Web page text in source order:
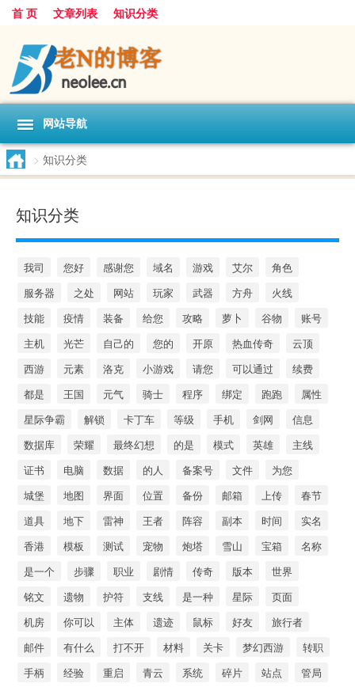
首 页 文章列表 知识分类
网站导航
> 知识分类
知识分类
我司 您好 感谢您 域名 游戏 艾尔
角色
服务器
之处 网站 玩家 武器 方舟
火线
技能
疫情 装备 给您 攻略 萝卜 谷物
账号
主机
光芒 自己的 您的 开原 热血传奇
云顶
西游
元素 洛克 小游戏 请您 可以通过
续费
都是
王国 元气 骑士 程序 绑定 跑跑
属性
星际争霸
解锁 卡丁车 等级 手机 剑网
信息
数据库
荣耀 最终幻想 的是 模式 英雄
主线
证书
电脑 数据 的人 备案号 文件
为您
城堡
地图 界面 位置 备份 邮箱 上传
春节
道具
地下 雷神 王者 阵容 副本 时间
实名
香港
模板 测试 宠物 炮塔 雪山 宝箱
名称
是一个
步骤 职业 剧情 传奇 版本
世界
铭文
遗物 护符 支线 是一种 星际
页面
机房
你可以 主体 遗迹 鼠标 好友
旅行者
邮件
有什么 打不开 材料 关卡 梦幻西游
转职
手柄
经验 重启 青云 系统 碎片 站点
管局